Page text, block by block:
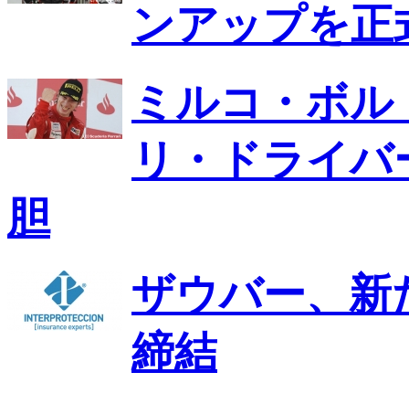
ンアップを正
ミルコ・ボ
リ・ドライ
胆
ザウバー、新
締結